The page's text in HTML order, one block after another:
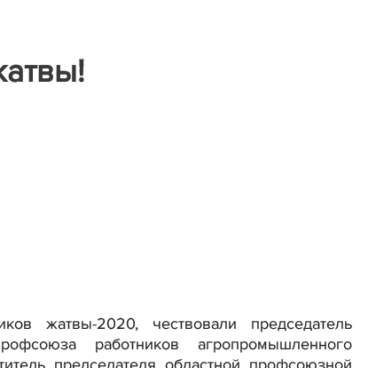
жатвы-2020, чествовали председатель
работников агропромышленного
председателя областной профсоюзной